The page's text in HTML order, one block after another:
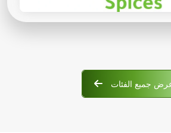
جميع الفئات